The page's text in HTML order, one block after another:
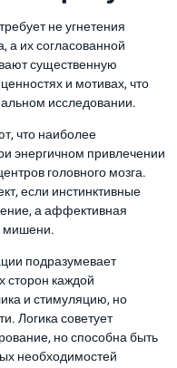
не угнетения
а их согласованной
существенную
и мотивах, что
исследовании.
что наиболее
энергичном привлечении
головного мозга.
если инстинктивные
а аффективная
мишени.
подразумевает
каждой
и стимуляцию, но
Логика советует
но способна быть
необходимостей